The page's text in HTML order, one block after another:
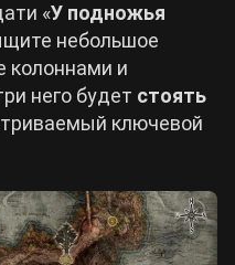
«У подножья
небольшое
колоннами и
него будет стоять
ключевой